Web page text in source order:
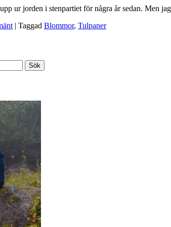
ur jorden i stenpartiet för några år sedan. Men
| Taggad Blommor, Tulpaner